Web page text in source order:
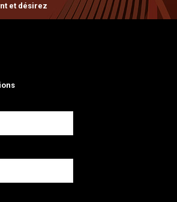
et désirez